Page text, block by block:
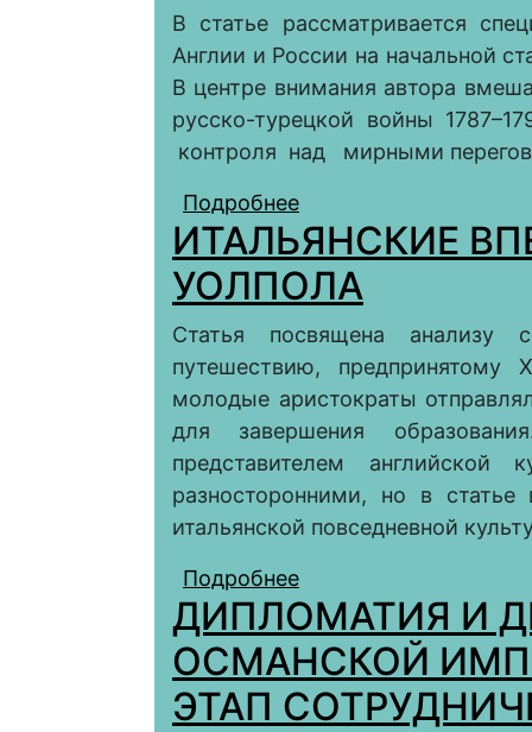
В статье рассматривается
Англии и России на начальной
В центре внимания автора
русско-турецкой войны
контроля над мирными
Подробнее
ПРОТИВОСТОЯНИЯ
(«ОЧАКОВСКИЙ
ИТАЛЬЯНСКИЕ
УОЛПОЛА
Статья посвящена анализу
путешествию, предпринятому
молодые аристократы
для завершения
представителем
разносторонними, но в статье
итальянской повседневной
Подробнее
ДИПЛОМАТИЯ И
ОСМАНСКОЙ
ЭТАП